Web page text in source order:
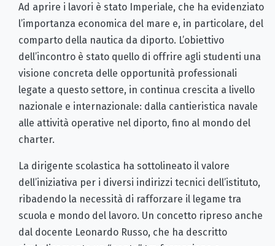
Ad aprire i lavori è stato Imperiale, che ha evidenziato
l’importanza economica del mare e, in particolare, del
comparto della nautica da diporto. L’obiettivo
dell’incontro è stato quello di offrire agli studenti una
visione concreta delle opportunità professionali
legate a questo settore, in continua crescita a livello
nazionale e internazionale: dalla cantieristica navale
alle attività operative nel diporto, fino al mondo del
charter.
La dirigente scolastica ha sottolineato il valore
dell’iniziativa per i diversi indirizzi tecnici dell’istituto,
ribadendo la necessità di rafforzare il legame tra
scuola e mondo del lavoro. Un concetto ripreso anche
dal docente Leonardo Russo, che ha descritto